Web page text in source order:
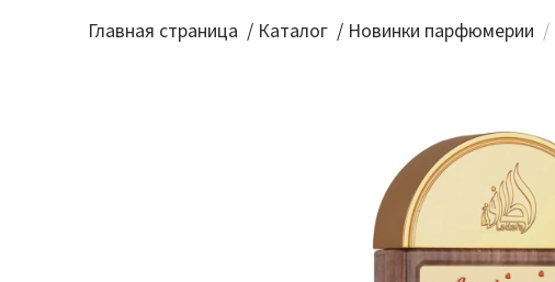
Главная страница / Каталог / Новинки парфюмерии /